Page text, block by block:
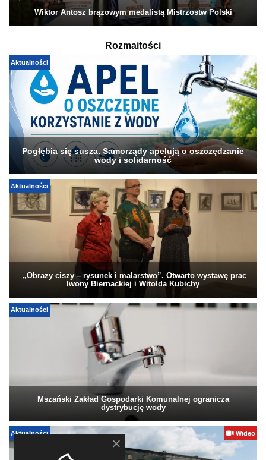
Wiktor Antosz brązowym medalistą Mistrzostw Polski
Rozmaitości
Aktualności
Pogłębia się susza. Samorządy apelują o oszczędzanie
wody i solidarność
Aktualności
„Obrazy ciszy – rysunek i malarstwo”. Otwarto wystawę prac
Iwony Biernackiej i Witolda Kubichy
Aktualności
Mszański Zakład Gospodarki Komunalnej ogranicza
dystrybucję wody
Aktualności Wideo